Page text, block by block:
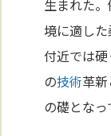
生まれた。
境に適し
付近では
の技術革
の礎となっ